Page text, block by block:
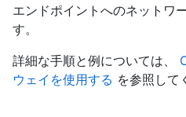
エンドポイントへのネットワ
す。
詳細な手順と例については、
ウェイを使用する を参照して